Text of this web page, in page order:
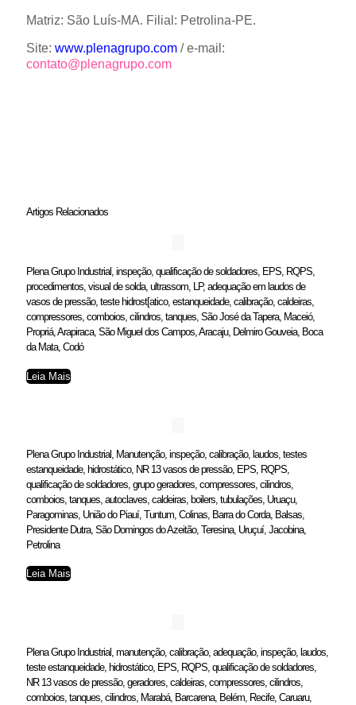
Matriz: São Luís-MA. Filial: Petrolina-PE.
Site: www.plenagrupo.com / e-mail:
contato@plenagrupo.com
Artigos Relacionados
Plena Grupo Industrial, inspeção, qualificação de soldadores, EPS, RQPS,
procedimentos, visual de solda, ultrassom, LP, adequação em laudos de
vasos de pressão, teste hidrost[atico, estanqueidade, calibração, caldeiras,
compressores, comboios, cilindros, tanques, São José da Tapera, Maceió,
Propriá, Arapiraca, São Miguel dos Campos, Aracaju, Delmiro Gouveia, Boca
da Mata, Codó
Leia Mais
Plena Grupo Industrial, Manutenção, inspeção, calibração, laudos, testes
estanqueidade, hidrostático, NR 13 vasos de pressão, EPS, RQPS,
qualificação de soldadores, grupo geradores, compressores, cilindros,
comboios, tanques, autoclaves, caldeiras, boilers, tubulações, Uruaçu,
Paragominas, União do Piauí, Tuntum, Colinas, Barra do Corda, Balsas,
Presidente Dutra, São Domingos do Azeitão, Teresina, Uruçuí, Jacobina,
Petrolina
Leia Mais
Plena Grupo Industrial, manutenção, calibração, adequação, inspeção, laudos,
teste estanqueidade, hidrostático, EPS, RQPS, qualificação de soldadores,
NR 13 vasos de pressão, geradores, caldeiras, compressores, cilindros,
comboios, tanques, cilindros, Marabá, Barcarena, Belém, Recife, Caruaru,